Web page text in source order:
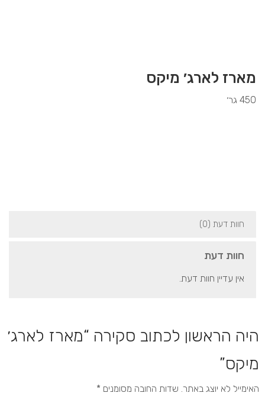
מארז לארג׳ מיקס
450 גר׳
חוות דעת (0)
חוות דעת
אין עדיין חוות דעת.
היה הראשון לכתוב סקירה “מארז לארג׳
מיקס”
האימייל לא יוצג באתר. שדות החובה מסומנים *